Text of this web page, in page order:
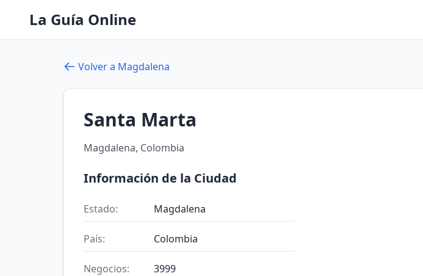
La Guía Online
Volver a Magdalena
Santa Marta
Magdalena, Colombia
Información de la Ciudad
Estado: Magdalena
País: Colombia
Negocios: 3999